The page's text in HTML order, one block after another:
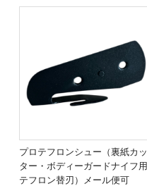
プロテフロンシュー（裏紙カッ
ター・ボディーガードナイフ用
テフロン替刃）メール便可